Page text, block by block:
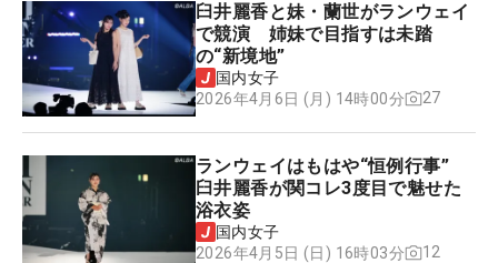
臼井麗香と妹・蘭世がランウェイ
で競演 姉妹で目指すは未踏
の“新境地”
国内女子
2026年4月6日 (月) 14時00分
27
ランウェイはもはや“恒例行事”
臼井麗香が関コレ3度目で魅せた
浴衣姿
国内女子
2026年4月5日 (日) 16時03分
12